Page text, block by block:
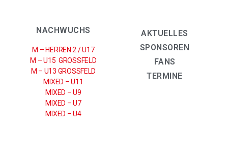
NACHWUCHS
M – HERREN 2 / U17
M – U15 GROSSFELD
M – U13 GROSSFELD
MIXED – U11
MIXED – U9
MIXED – U7
MIXED – U4
AKTUELLES
SPONSOREN
FANS
TERMINE